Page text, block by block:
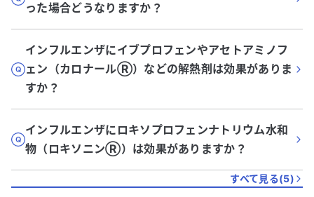
った場合どうなりますか？
インフルエンザにイブプロフェンやアセトアミノフ
ェン（カロナールⓇ️）などの解熱剤は効果がありま
すか？
インフルエンザにロキソプロフェンナトリウム水和
物（ロキソニンⓇ）は効果がありますか？
すべて見る(5)